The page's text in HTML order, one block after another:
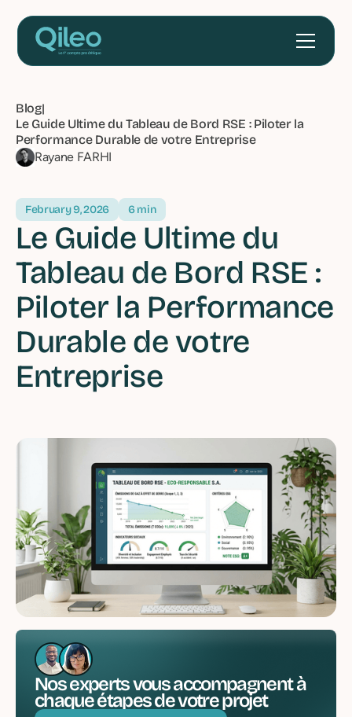
Blog|
Le Guide Ultime du Tableau de Bord RSE : Piloter la
Performance Durable de votre Entreprise
Rayane FARHI
February 9, 2026 6 min
Le Guide Ultime du
Tableau de Bord RSE :
Piloter la Performance
Durable de votre
Entreprise
Nos experts vous accompagnent à
chaque étapes de votre projet